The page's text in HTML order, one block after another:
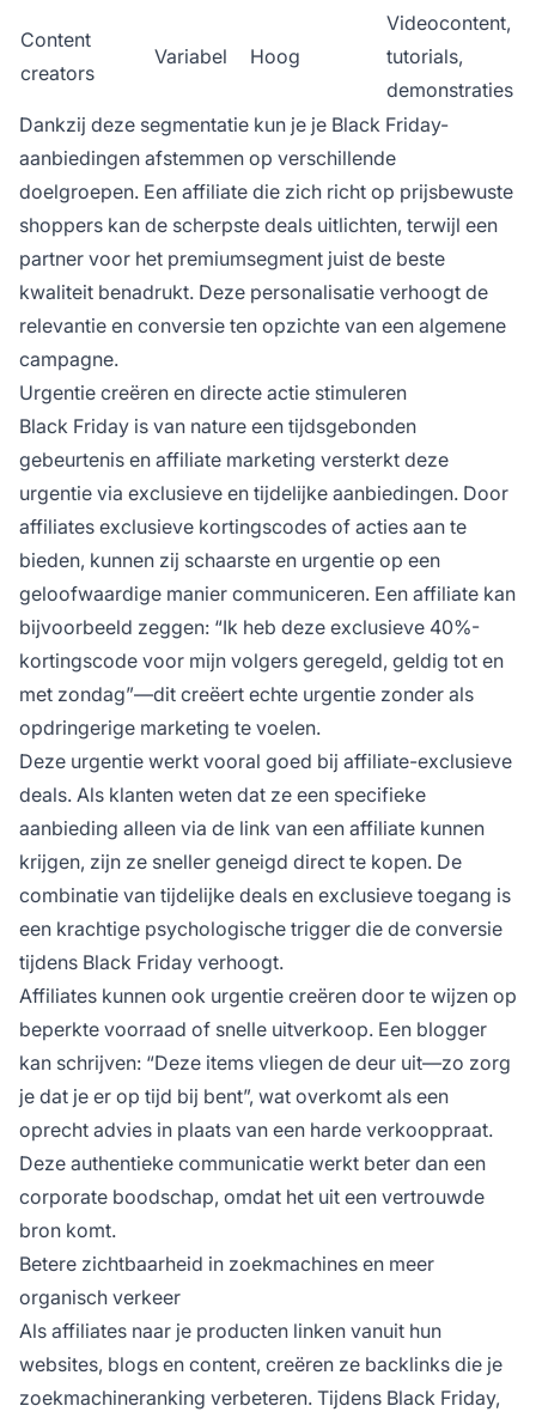
Content
creators
Variabel Hoog
Videocontent,
tutorials,
demonstraties
Dankzij deze segmentatie kun je je Black Friday-
aanbiedingen afstemmen op verschillende
doelgroepen. Een affiliate die zich richt op prijsbewuste
shoppers kan de scherpste deals uitlichten, terwijl een
partner voor het premiumsegment juist de beste
kwaliteit benadrukt. Deze personalisatie verhoogt de
relevantie en conversie ten opzichte van een algemene
campagne.
Urgentie creëren en directe actie stimuleren
Black Friday is van nature een tijdsgebonden
gebeurtenis en affiliate marketing versterkt deze
urgentie via exclusieve en tijdelijke aanbiedingen. Door
affiliates exclusieve kortingscodes of acties aan te
bieden, kunnen zij schaarste en urgentie op een
geloofwaardige manier communiceren. Een affiliate kan
bijvoorbeeld zeggen: “Ik heb deze exclusieve 40%-
kortingscode voor mijn volgers geregeld, geldig tot en
met zondag”—dit creëert echte urgentie zonder als
opdringerige marketing te voelen.
Deze urgentie werkt vooral goed bij affiliate-exclusieve
deals. Als klanten weten dat ze een specifieke
aanbieding alleen via de link van een affiliate kunnen
krijgen, zijn ze sneller geneigd direct te kopen. De
combinatie van tijdelijke deals en exclusieve toegang is
een krachtige psychologische trigger die de conversie
tijdens Black Friday verhoogt.
Affiliates kunnen ook urgentie creëren door te wijzen op
beperkte voorraad of snelle uitverkoop. Een blogger
kan schrijven: “Deze items vliegen de deur uit—zo zorg
je dat je er op tijd bij bent”, wat overkomt als een
oprecht advies in plaats van een harde verkooppraat.
Deze authentieke communicatie werkt beter dan een
corporate boodschap, omdat het uit een vertrouwde
bron komt.
Betere zichtbaarheid in zoekmachines en meer
organisch verkeer
Als affiliates naar je producten linken vanuit hun
websites, blogs en content, creëren ze backlinks die je
zoekmachineranking verbeteren. Tijdens Black Friday,